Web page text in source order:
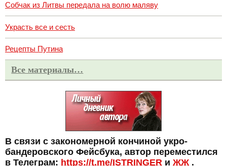
Собчак из Литвы передала на волю маляву
Украсть все и сесть
Рецепты Путина
Все материалы…
В связи с закономерной кончиной укро-
бандеровского Фейсбука, автор переместился
в Телеграм: https://t.me/ISTRINGER и ЖЖ.